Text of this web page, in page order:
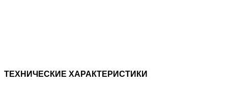
ТЕХНИЧЕСКИЕ ХАРАКТЕРИСТИКИ